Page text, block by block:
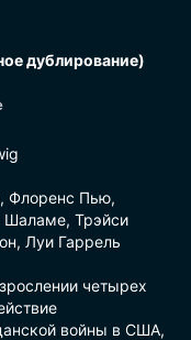
дублирование)
Флоренс Пью,
Шаламе, Трэйси
Луи Гаррель
четырех
войны в США,